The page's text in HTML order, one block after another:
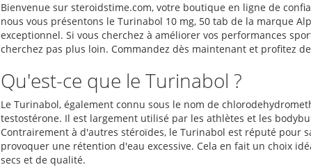
Bienvenue sur steroidstime.com, votre boutique en ligne de
nous vous présentons le Turinabol 10 mg, 50 tab de la marque
exceptionnel. Si vous cherchez à améliorer vos performances
cherchez pas plus loin. Commandez dès maintenant et profitez
Qu'est-ce que le Turinabol ?
Le Turinabol, également connu sous le nom de
testostérone. Il est largement utilisé par les athlètes et les
Contrairement à d'autres stéroïdes, le Turinabol est réputé pour
provoquer une rétention d'eau excessive. Cela en fait un choix
secs et de qualité.